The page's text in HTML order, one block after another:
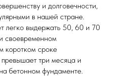
и долговечности,
в нашей стране.
легко выдержать 50, 60 и 70
своевременном
коротком сроке
превышает три месяца и
бетонном фундаменте.